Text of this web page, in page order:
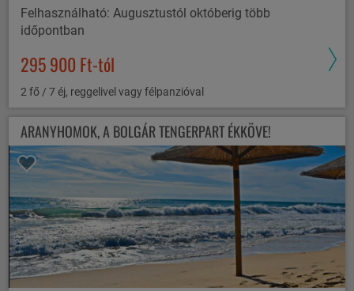
Felhasználható: Augusztustól októberig több
időpontban
295 900 Ft-tól
2 fő / 7 éj, reggelivel vagy félpanzióval
ARANYHOMOK, A BOLGÁR TENGERPART ÉKKÖVE!